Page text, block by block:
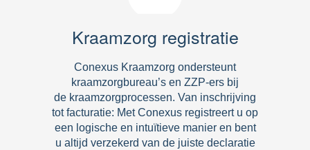
Kraamzorg registratie
Conexus Kraamzorg ondersteunt
kraamzorgbureau’s en ZZP-ers bij
de kraamzorgprocessen. Van inschrijving
tot facturatie: Met Conexus registreert u op
een logische en intuïtieve manier en bent
u altijd verzekerd van de juiste declaratie